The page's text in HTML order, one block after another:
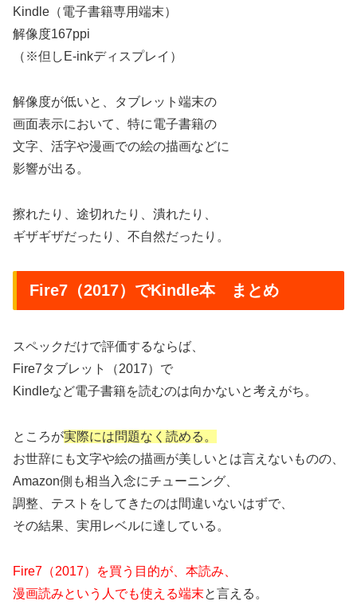
Kindle（電子書籍専用端末）
解像度167ppi
（※但しE-inkディスプレイ）
解像度が低いと、タブレット端末の
画面表示において、特に電子書籍の
文字、活字や漫画での絵の描画などに
影響が出る。
擦れたり、途切れたり、潰れたり、
ギザギザだったり、不自然だったり。
Fire7（2017）でKindle本 まとめ
スペックだけで評価するならば、
Fire7タブレット（2017）で
Kindleなど電子書籍を読むのは向かないと考えがち。
ところが実際には問題なく読める。
お世辞にも文字や絵の描画が美しいとは言えないものの、
Amazon側も相当入念にチューニング、
調整、テストをしてきたのは間違いないはずで、
その結果、実用レベルに達している。
Fire7（2017）を買う目的が、本読み、
漫画読みという人でも使える端末と言える。